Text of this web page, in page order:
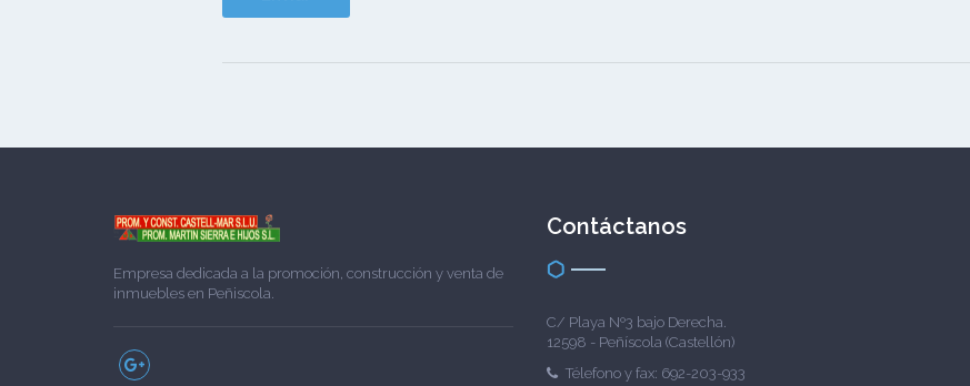
Empresa dedicada a la promoción, construcción y venta de
inmuebles en Peñiscola.
Contáctanos
C/ Playa Nº3 bajo Derecha.
12598 - Peñíscola (Castellón)
Télefono y fax: 692-203-933